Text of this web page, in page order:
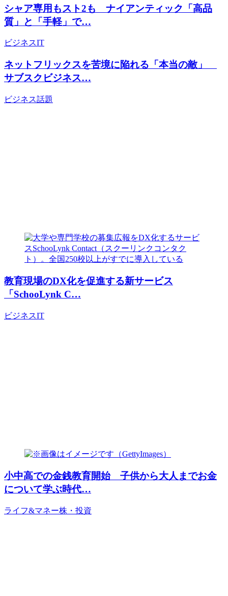
シャア専用もスト2も ナイアンティック「高品
質」と「手軽」で…
ビジネスIT
ネットフリックスを苦境に陥れる「本当の敵」
サブスクビジネス…
ビジネス話題
教育現場のDX化を促進する新サービス
「SchooLynk C…
ビジネスIT
小中高での金銭教育開始 子供から大人までお金
について学ぶ時代…
ライフ&マネー株・投資